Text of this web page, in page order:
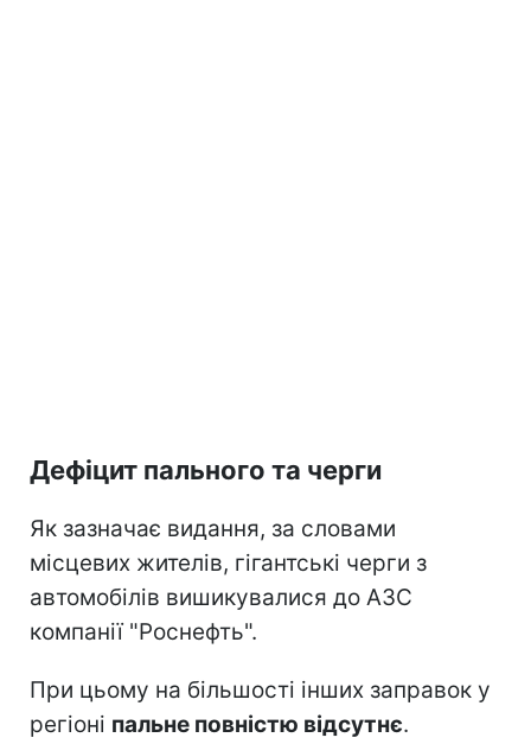
Дефіцит пального та черги
Як зазначає видання, за словами
місцевих жителів, гігантські черги з
автомобілів вишикувалися до АЗС
компанії "Роснефть".
При цьому на більшості інших заправок у
регіоні пальне повністю відсутнє.